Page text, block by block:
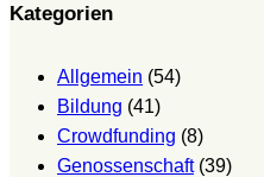
Kategorien
Allgemein (54)
Bildung (41)
Crowdfunding (8)
Genossenschaft(39)